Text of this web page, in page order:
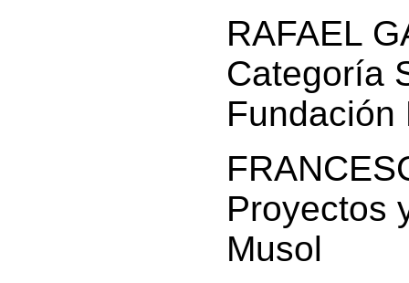
RAFAEL
Categoría
Fundación
Proyectos
Musol